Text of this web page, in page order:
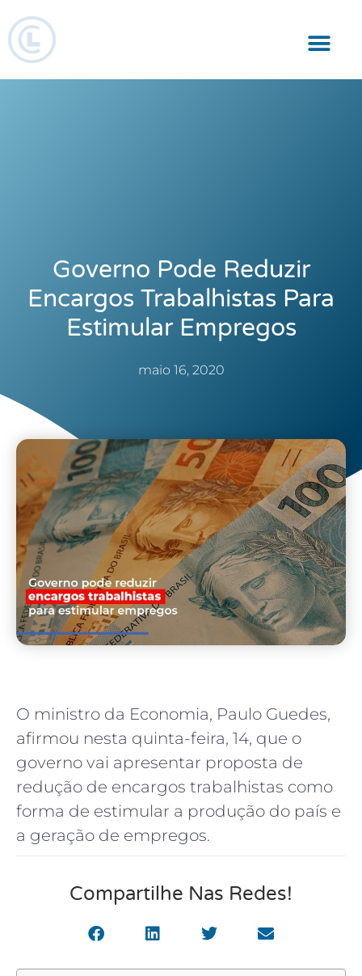
Governo Pode Reduzir
Encargos Trabalhistas Para
Estimular Empregos
maio 16, 2020
O ministro da Economia, Paulo Guedes,
afirmou nesta quinta-feira, 14, que o
governo vai apresentar proposta de
redução de encargos trabalhistas como
forma de estimular a produção do país e
a geração de empregos.
Compartilhe Nas Redes!